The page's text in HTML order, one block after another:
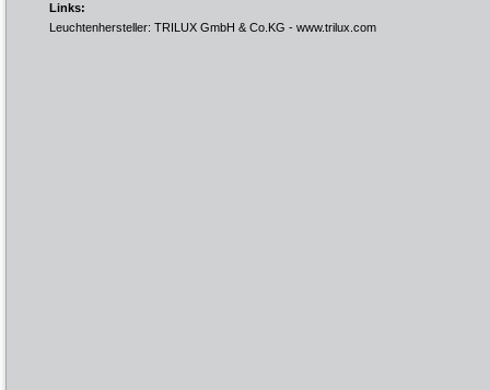
Links:
Leuchtenhersteller: TRILUX GmbH & Co.KG - www.trilux.com